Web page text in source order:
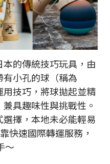
的傳統技巧玩具，由
小孔的球（稱為
用技巧，將球拋起並精
具趣味性與挑戰性。
擇，本地未必能輕易
快速國際轉運服務，
～